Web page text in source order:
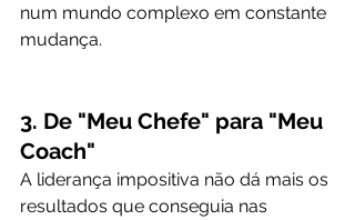
num mundo complexo em constante
mudança.
3. De "Meu Chefe" para "Meu
Coach"
A liderança impositiva não dá mais os
resultados que conseguia nas